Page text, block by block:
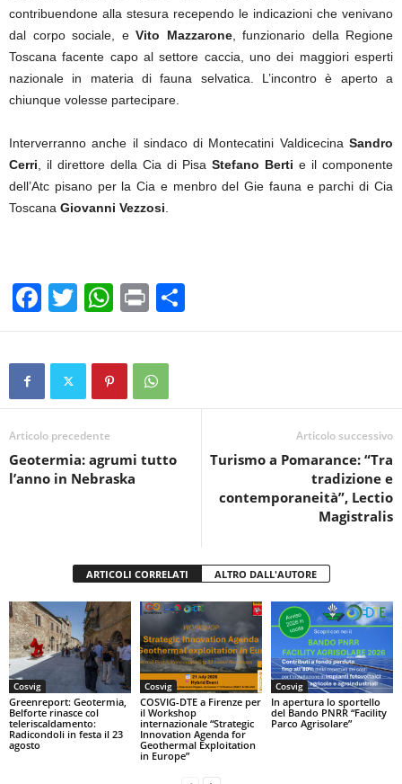
contribuendone alla stesura recependo le indicazioni che venivano
dal corpo sociale, e Vito Mazzarone, funzionario della Regione
Toscana facente capo al settore caccia, uno dei maggiori esperti
nazionale in materia di fauna selvatica. L’incontro è aperto a
chiunque volesse partecipare.
Interverranno anche il sindaco di Montecatini Valdicecina Sandro
Cerri , il direttore della Cia di Pisa Stefano Berti e il componente
dell’Atc pisano per la Cia e menbro del Gie fauna e parchi di Cia
Toscana Giovanni Vezzosi
F
a
c
b
o
o
T
wi
tt
W
h
at
s
A
p
Pr
in
t
o
vi
Articolo precedente
Geotermia: agrumi tutto
l’anno in Nebraska
Articolo successivo
Turismo a Pomarance: “Tra
tradizione e
contemporaneità”, Lectio
Magistralis
ARTICOLI CORRELATI ALTRO DALL'AUTORE
Cosvig
Greenreport: Geotermia,
Belforte rinasce col
teleriscaldamento:
Radicondoli in festa il 23
agosto
Cosvig
COSVIG-DTE a Firenze per
il Workshop
internazionale “Strategic
Innovation Agenda for
Geothermal Exploitation
in Europe”
Cosvig
In apertura lo sportello
del Bando PNRR “Facility
Parco Agrisolare”